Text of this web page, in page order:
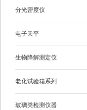
分光密度仪
电子天平
生物降解测定仪
老化试验箱系列
玻璃类检测仪器